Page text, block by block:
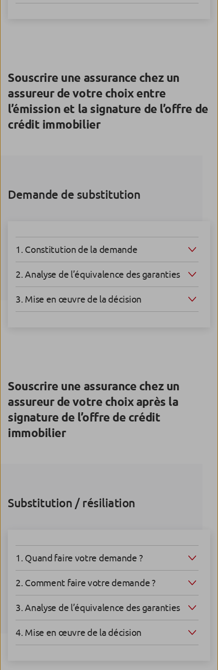
Souscrire une assurance chez un
assureur de votre choix entre
l’émission et la signature de l’offre de
crédit immobilier
Demande de substitution
1. Constitution de la demande
2. Analyse de l’équivalence des garanties
3. Mise en œuvre de la décision
Souscrire une assurance chez un
assureur de votre choix après la
signature de l’offre de crédit
immobilier
Substitution / résiliation
1. Quand faire votre demande ?
2. Comment faire votre demande ?
3. Analyse de l’équivalence des garanties
4. Mise en œuvre de la décision